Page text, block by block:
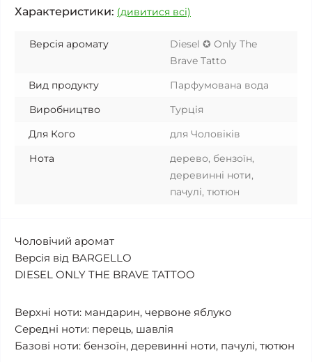
Характеристики: (дивитися всі)
Версія аромату
Diesel ✪ Only The
Brave Tatto
Вид продукту
Парфумована вода
Виробництво
Турція
Для Кого
для Чоловіків
Нота
дерево, бензоїн,
деревинні ноти,
пачулі, тютюн
Чоловічий аромат
Версія від BARGELLO
DIESEL ONLY THE BRAVE TATTOO
Верхні ноти: мандарин, червоне яблуко
Середні ноти: перець, шавлія
Базові ноти: бензоїн, деревинні ноти, пачулі, тютюн